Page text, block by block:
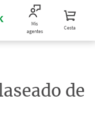
Mis
agentes
Cesta
de